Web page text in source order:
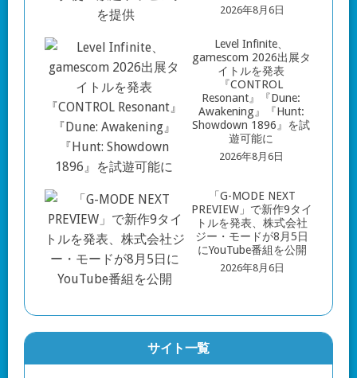
2026年8月6日
Level Infinite、
gamescom 2026出展タ
イトルを発表
『CONTROL
Resonant』『Dune:
Awakening』『Hunt:
Showdown 1896』を試
遊可能に
2026年8月6日
「G-MODE NEXT
PREVIEW」で新作9タイ
トルを発表、株式会社
ジー・モードが8月5日
にYouTube番組を公開
2026年8月6日
サイト一覧